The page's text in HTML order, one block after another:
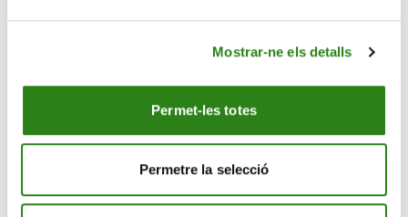
Mostrar-ne els detalls
Permet-les totes
Permetre la selecció
els clients sense que hagin de renunciar al contacte
l’eina robotitzada i l’assessorament i la gestió
personalitzats és que més del 90% dels que han provat
Merkaat estan fidelitzats. Si t’has quedat amb ganes de